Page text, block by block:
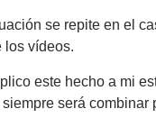
se repite en el
los vídeos.
este hecho a mi
será